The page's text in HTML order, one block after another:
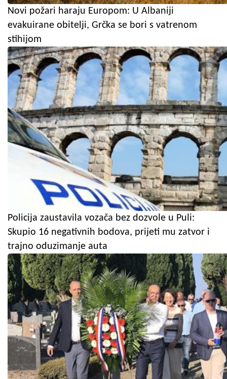
Novi požari haraju Europom: U Albaniji
evakuirane obitelji, Grčka se bori s vatrenom
stihijom
Policija zaustavila vozača bez dozvole u Puli:
Skupio 16 negativnih bodova, prijeti mu zatvor i
trajno oduzimanje auta